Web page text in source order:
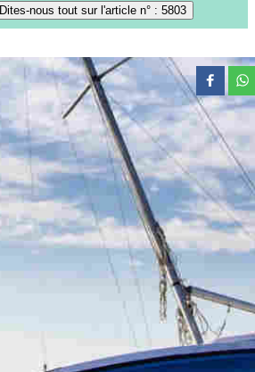
Dites-nous tout sur l'article n° : 5803